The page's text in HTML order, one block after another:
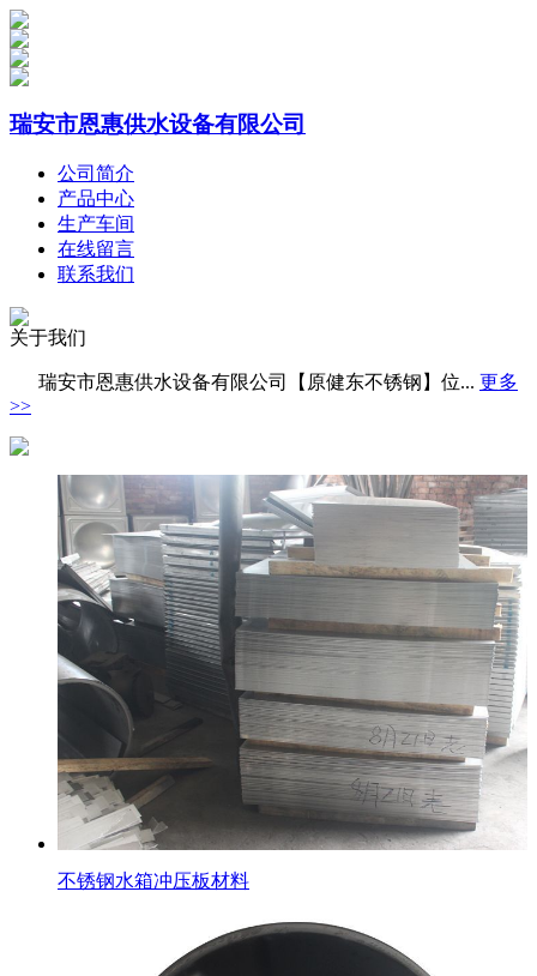
瑞安市恩惠供水设备有限公司
公司简介
产品中心
生产车间
在线留言
联系我们
关于我们
瑞安市恩惠供水设备有限公司【原健东不锈钢】位... 更多
>>
不锈钢水箱冲压板材料